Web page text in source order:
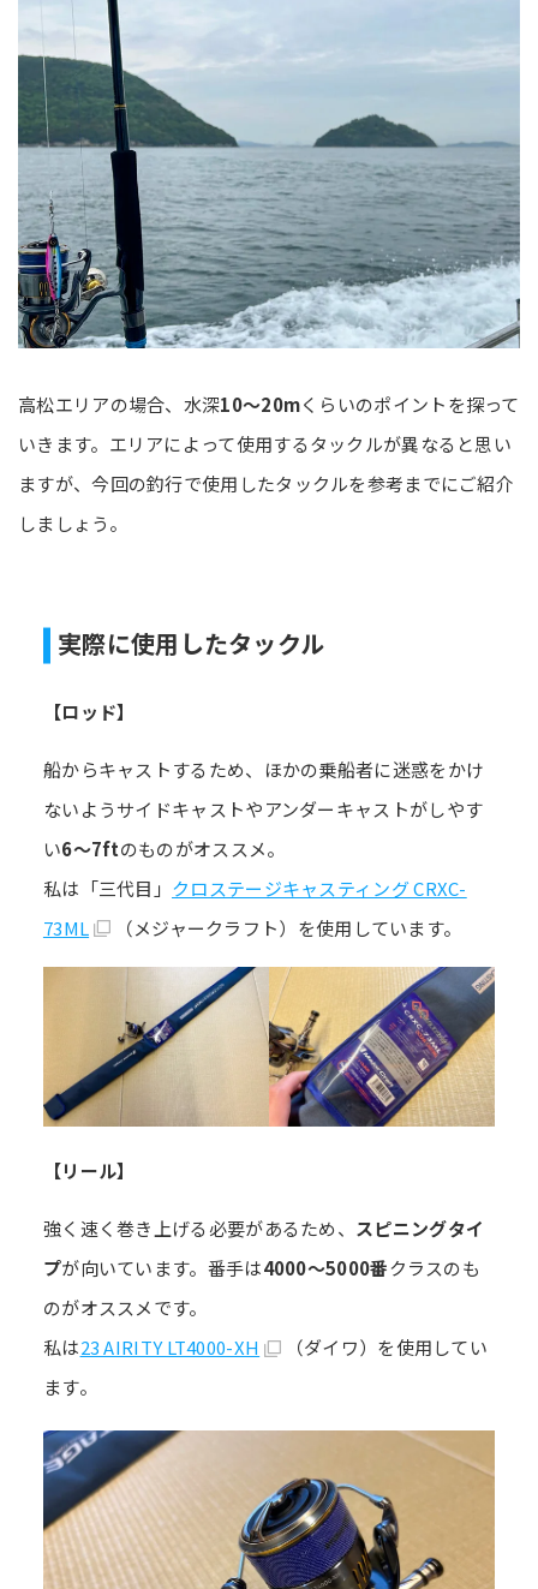
高松エリアの場合、水深10～20mくらいのポイントを探って
いきます。エリアによって使用するタックルが異なると思い
ますが、今回の釣行で使用したタックルを参考までにご紹介
しましょう。
実際に使用したタックル
【ロッド】
船からキャストするため、ほかの乗船者に迷惑をかけ
ないようサイドキャストやアンダーキャストがしやす
い6～7ftのものがオススメ。
私は「三代目」 クロステージキャスティング CRXC-
73ML
（メジャークラフト）を使用しています。
【リール】
強く速く巻き上げる必要があるため、 スピニングタイ
プが向いています。番手は4000～5000番クラスのも
のがオススメです。
私は23 AIRITY LT4000-XH
（ダイワ）を使用してい
ます。